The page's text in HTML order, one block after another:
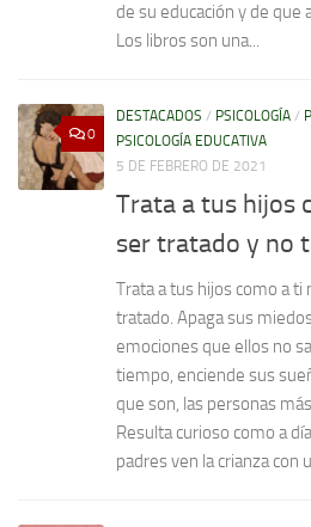
de su educación y de que
Los libros son una...
0
DESTACADOS / PSICOLOGÍA /
PSICOLOGÍA EDUCATIVA
5 DE FEBRERO DE 2021
Trata a tus hijos
ser tratado y no
Trata a tus hijos como a
tratado. Apaga sus
emociones que ellos no
tiempo, enciende sus
que son, las personas
Resulta curioso como a
padres ven la crianza con